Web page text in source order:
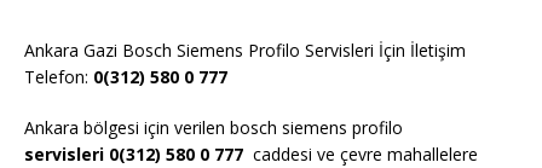
Ankara Gazi Bosch Siemens Profilo Servisleri İçin İletişim
Telefon: 0(312) 580 0 777
Ankara bölgesi için verilen bosch siemens profilo
servisleri 0(312) 580 0 777 caddesi ve çevre mahallelere